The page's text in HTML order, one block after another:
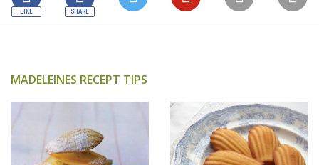
MADELEINES RECEPT TIPS